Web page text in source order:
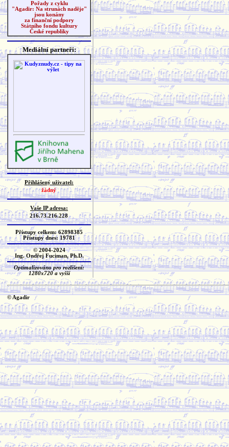
Pořady z cyklu
"Agadir: Na strunách naděje"
jsou konány
za finanční podpory
Státního fondu kultury
České republiky
Mediální partneři:
Přihlášený uživatel:
žádný
Vaše IP adresa:
216.73.216.228
Přístupy celkem: 62898385
Přístupy dnes: 19781
© 2004-2024
Ing. Ondřej Fuciman, Ph.D.
Optimalizováno pro rozlišení:
1280x720 a vyšší
© Agadir